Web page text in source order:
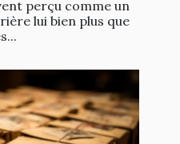
perçu comme un
lui bien plus que